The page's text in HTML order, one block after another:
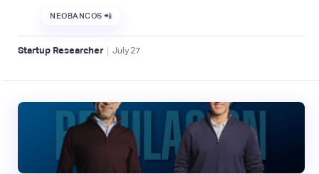
NEOBANCOS 📲
Startup Researcher | July 27